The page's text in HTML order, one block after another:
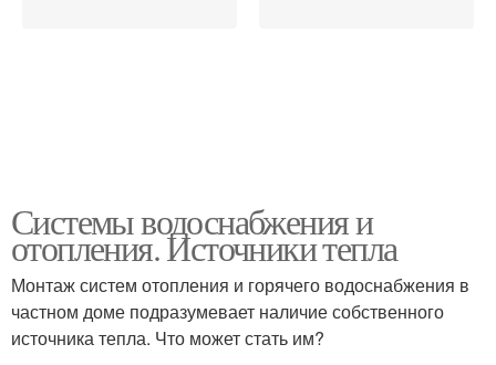
Системы водоснабжения и
отопления. Источники тепла
Монтаж систем отопления и горячего водоснабжения в
частном доме подразумевает наличие собственного
источника тепла. Что может стать им?